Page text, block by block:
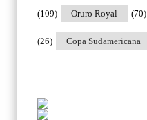
Oruro Royal
(109) (70)
Copa Sudamericana
(26)